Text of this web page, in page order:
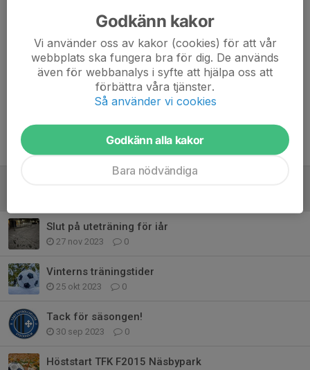
Vi här ses den 17/12 20.30: https://meet.google.com/wwt-ihom-
Dela nyhet
Tidigare nyheter
Slut på uteträning för iår
27 nov 2023 0
Vinterns träningstider
25 okt 2023 0
Tack för säsongen!
30 sep 2023 0
Höststart TFK F2015 Näsbypark
Godkänn kakor
Vi använder oss av kakor (cookies) för att vår
webbplats ska fungera bra för dig. De används
även för webbanalys i syfte att hjälpa oss att
förbättra våra tjänster.
Så använder vi cookies
Godkänn alla kakor
Bara nödvändiga